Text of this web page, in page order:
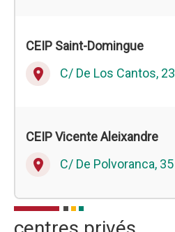
CEIP Saint-Domingue
place C/ De Los Cantos, 23
CEIPVicente Aleixandre
place C/ De Polvoranca, 35